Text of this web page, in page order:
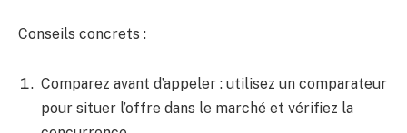
Conseils concrets :
Comparez avant d’appeler : utilisez un comparateur
pour situer l’offre dans le marché et vérifiez la